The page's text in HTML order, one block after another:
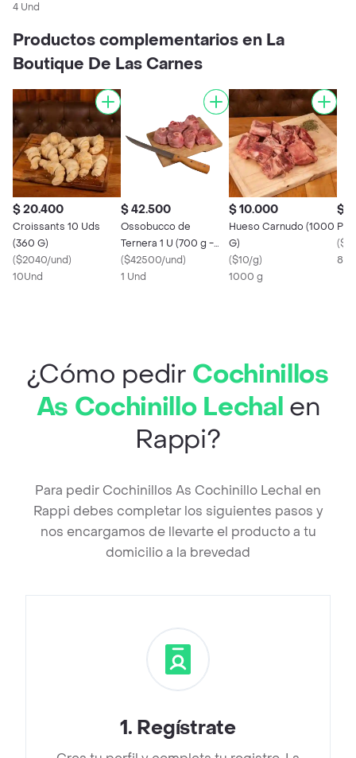
4 Und
Productos complementarios en La
Boutique De Las Carnes
$ 20.400
Croissants 10 Uds
(360 G)
($2040/und)
10Und
$ 42.500
Ossobucco de
Ternera 1 U (700 g -
800 g Aprox.)
($42500/und)
1 Und
$ 10.000
Hueso Carnudo (1000
G)
($10/g)
1000 g
$
(
¿Cómo pedir Cochinillos
As Cochinillo Lechal en
Rappi?
Para pedir Cochinillos As Cochinillo Lechal en
Rappi debes completar los siguientes pasos y
nos encargamos de llevarte el producto a tu
domicilio a la brevedad
1. Regístrate